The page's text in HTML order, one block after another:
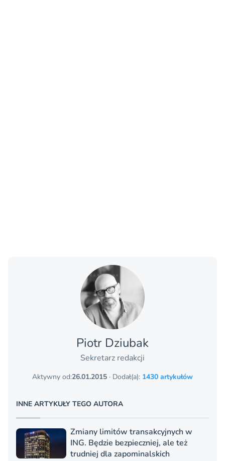
Piotr Dziubak
Sekretarz redakcji
Aktywny od:26.01.2015 · Dodał(a): 1430 artykułów
INNE ARTYKUŁY TEGO AUTORA
Zmiany limitów transakcyjnych w
ING. Będzie bezpieczniej, ale też
trudniej dla zapominalskich